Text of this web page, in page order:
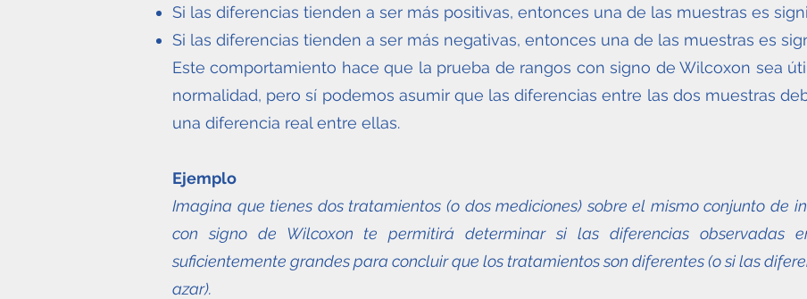
Si las diferencias tienden a ser más positivas, entonces una de las muestras es
Si las diferencias tienden a ser más negativas, entonces una de las muestras es
Este comportamiento hace que la prueba de rangos con signo de Wilcoxon sea
normalidad, pero sí podemos asumir que las diferencias entre las dos muestras
una diferencia real entre ellas.
Ejemplo
Imagina que tienes dos tratamientos (o dos mediciones) sobre el mismo conjunto de
con signo de Wilcoxon te permitirá determinar si las diferencias observadas
suficientemente grandes para concluir que los tratamientos son diferentes (o si las
azar).